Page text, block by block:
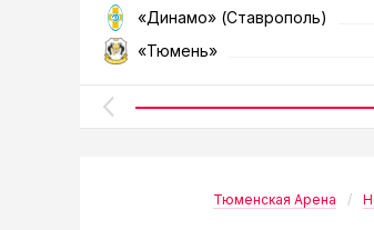
«Динамо» (Ставрополь)
«Тюмень»
Тюменская Арена